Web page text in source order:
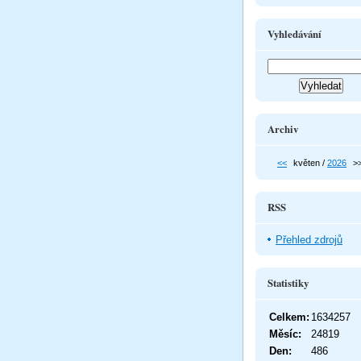
Vyhledávání
Archiv
<< květen / 2026
RSS
Přehled zdrojů
Statistiky
Celkem: 1634257
Měsíc:
24819
Den:
486